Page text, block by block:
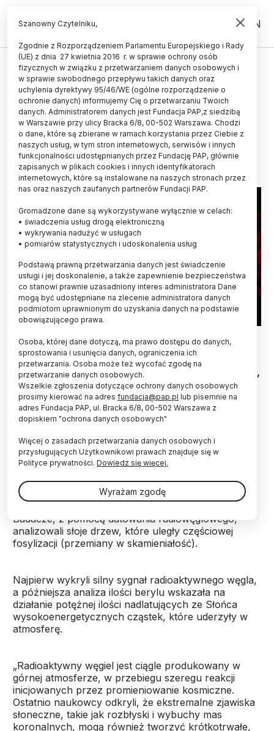
PL EN
ŚWIAT
14 tys. lat temu nastąpiła
najsilniejsza znana burza
słoneczna
13.10.2023
aktualizacja: 13.10.2023
3 minuty czytania
W słojach drzew sprzed ponad 14 tys. lat
naukowcy odkryli ślady najpotężniejszej jak dotąd,
zarejestrowanej burzy słonecznej. Gdyby
nastąpiła dzisiaj, spowodowałaby katastrofalne
straty.
W liczących 14,3 tys. lat pozostałościach po
drzewach, znalezionych we francuskich Alpach,
międzynarodowy zespół naukowców odkrył ślady
największej znanejburzy słonecznej.
Badacze, z pomocą datowania radiowęglowego,
analizowali słoje drzew, które uległy częściowej
fosylizacji (przemiany w skamieniałość).
Najpierw wykryli silny sygnał radioaktywnego węgla,
a późniejsza analiza ilości berylu wskazała na
działanie potężnej ilości nadlatujących ze Słońca
wysokoenergetycznych cząstek, które uderzyły w
atmosferę.
„Radioaktywny węgiel jest ciągle produkowany w
górnej atmosferze, w przebiegu szeregu reakcji
inicjowanych przez promieniowanie kosmiczne.
Ostatnio naukowcy odkryli, że ekstremalne zjawiska
słoneczne, takie jak rozbłyski i wybuchy mas
koronalnych, mogą również tworzyć krótkotrwałe,
Szanowny Czytelniku,
Zgodnie z Rozporządzeniem Parlamentu Europejskiego i Rady
(UE) z dnia 27 kwietnia 2016 r. w sprawie ochrony osób
fizycznych w związku z przetwarzaniem danych osobowych i
w sprawie swobodnego przepływu takich danych oraz
uchylenia dyrektywy 95/46/WE (ogólne rozporządzenie o
ochronie danych) informujemy Cię o przetwarzaniu Twoich
danych. Administratorem danych jest Fundacja PAP,z siedzibą
w Warszawie przy ulicy Bracka 6/8, 00-502 Warszawa. Chodzi
o dane, które są zbierane w ramach korzystania przez Ciebie z
naszych usług, w tym stron internetowych, serwisów i innych
funkcjonalności udostępnianych przez Fundację PAP, głównie
zapisanych w plikach cookies i innych identyfikatorach
internetowych, które są instalowane na naszych stronach przez
nas oraz naszych zaufanych partnerów Fundacji PAP.
Gromadzone dane są wykorzystywane wyłącznie w celach:
• świadczenia usług drogą elektroniczną
• wykrywania nadużyć w usługach
• pomiarów statystycznych i udoskonalenia usług
Podstawą prawną przetwarzania danych jest świadczenie
usługi i jej doskonalenie, a także zapewnienie bezpieczeństwa
co stanowi prawnie uzasadniony interes administratora Dane
mogą być udostępniane na zlecenie administratora danych
podmiotom uprawnionym do uzyskania danych na podstawie
obowiązującego prawa.
Osoba, której dane dotyczą, ma prawo dostępu do danych,
sprostowania i usunięcia danych, ograniczenia ich
przetwarzania. Osoba może też wycofać zgodę na
przetwarzanie danych osobowych.
Wszelkie zgłoszenia dotyczące ochrony danych osobowych
prosimy kierować na adres fundacja@pap.pl lub pisemnie na
adres Fundacja PAP, ul. Bracka 6/8, 00-502 Warszawa z
dopiskiem "ochrona danych osobowych"
Więcej o zasadach przetwarzania danych osobowych i
przysługujących Użytkownikowi prawach znajduje się w
Polityce prywatności. Dowiedz się więcej.
Wyrażam zgodę